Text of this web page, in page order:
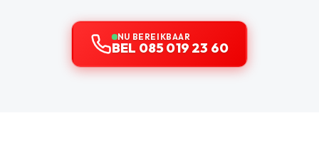
NU BEREIKBAAR
BEL 085 019 23 60